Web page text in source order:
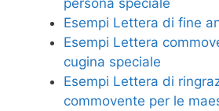
Esempi Lettera di fine
Esempi Lettera
cugina speciale
Esempi Lettera di
commovente per le